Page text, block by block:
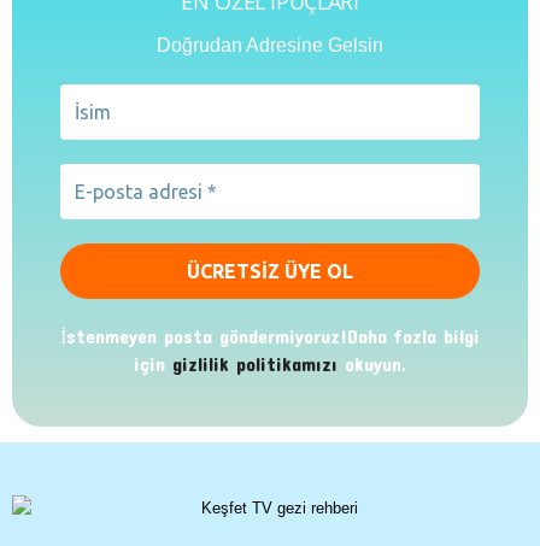
Doğrudan Adresine Gelsin
İstenmeyen posta göndermiyoruz!Daha fazla bilgi
için gizlilik politikamızı okuyun.